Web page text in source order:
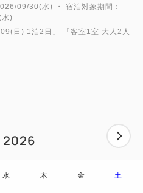
して頂けます。
楽しみください！
－－－－－－
限定で、ご宿泊日の100日
09/30(水) ・ 宿泊対象期間：
)
日) 1泊2日 」 「 客室1室 大人2人
2026
水 木 金 土